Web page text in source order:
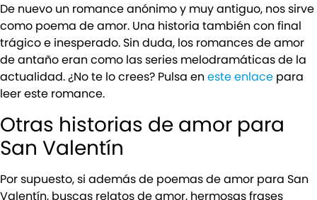
De nuevo un romance anónimo y muy antiguo, nos sirve
como poema de amor. Una historia también con final
trágico e inesperado. Sin duda, los romances de amor
de antaño eran como las series melodramáticas de la
actualidad. ¿No te lo crees? Pulsa eneste enlace para
leer este romance.
Otras historias de amor para
San Valentín
Porsupuesto, si además de poemas de amor para San
Valentín, buscas relatos de amor, hermosas frases